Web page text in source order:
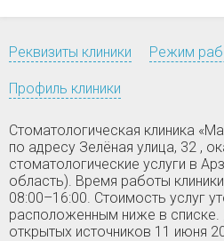
Реквизиты клиники Режим
Профиль клиники
Стоматологическая клиника
по адресу Зелёная улица, 32 ,
стоматологические услуги в
область). Время работы
08:00–16:00. Стоимость услуг
расположенным ниже в
открытых источников 11 июня